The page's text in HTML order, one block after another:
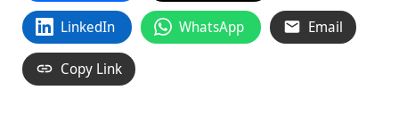
LinkedIn WhatsApp Email
Copy Link